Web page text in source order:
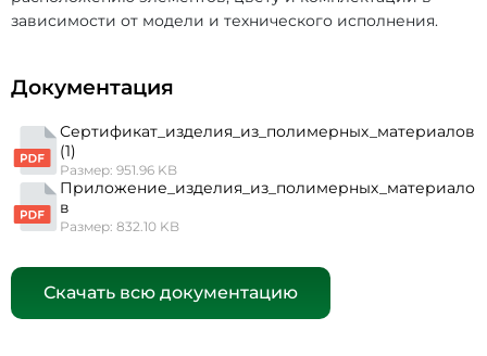
зависимости от модели и технического исполнения.
Документация
Сертификат_изделия_из_полимерных_материалов
(1)
Размер: 951.96 KB
Приложение_изделия_из_полимерных_материало
в
Размер: 832.10 KB
Скачать всю документацию